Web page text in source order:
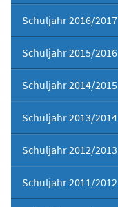
Schuljahr 2016/2017
Schuljahr 2015/2016
Schuljahr 2014/2015
Schuljahr 2013/2014
Schuljahr 2012/2013
Schuljahr 2011/2012